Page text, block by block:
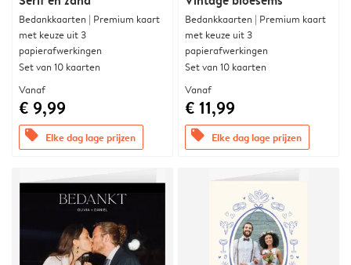
Bedankkaarten | Premium kaart
met keuze uit 3
papierafwerkingen
Set van 10 kaarten
Vanaf
€ 9,99
offers Elke dag lage prijzen
Bedankkaarten | Premium kaart
met keuze uit 3
papierafwerkingen
Set van 10 kaarten
Vanaf
€ 11,99
offers Elke dag lage prijzen